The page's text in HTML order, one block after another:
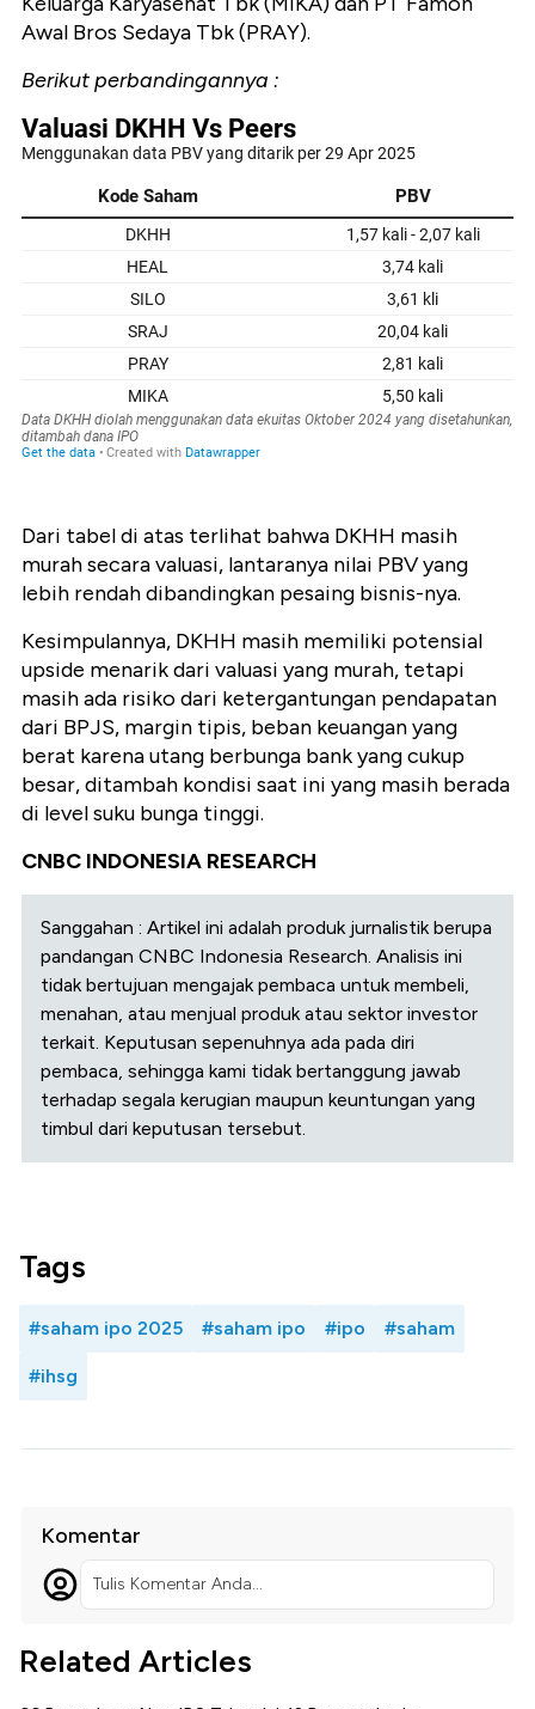
Awal Bros Sedaya Tbk (PRAY).
Berikut perbandingannya :
Dari tabel di atas terlihat bahwa DKHH masih
murah secara valuasi, lantaranya nilai PBV yang
lebih rendah dibandingkan pesaing bisnis-nya.
Kesimpulannya, DKHH masih memiliki potensial
upside menarik dari valuasi yang murah, tetapi
masih ada risiko dari ketergantungan pendapatan
dari BPJS, margin tipis, beban keuangan yang
berat karena utang berbunga bank yang cukup
besar, ditambah kondisi saat ini yang masih berada
di level suku bunga tinggi.
CNBC INDONESIA RESEARCH
Sanggahan : Artikel ini adalah produk jurnalistik berupa
pandangan CNBC Indonesia Research. Analisis ini
tidak bertujuan mengajak pembaca untuk membeli,
menahan, atau menjual produk atau sektor investor
terkait. Keputusan sepenuhnya ada pada diri
pembaca, sehingga kami tidak bertanggung jawab
terhadap segala kerugian maupun keuntungan yang
timbul dari keputusan tersebut.
Tags
#saham ipo 2025 #saham ipo #ipo #saham
#ihsg
Komentar
Tulis Komentar Anda...
Related Articles